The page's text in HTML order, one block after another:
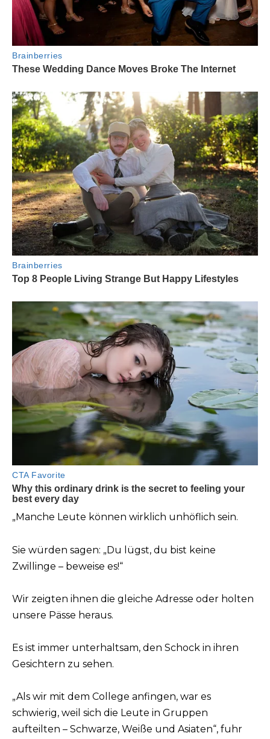
„Manche Leute können wirklich unhöflich sein.
Sie würden sagen: „Du lügst, du bist keine
Zwillinge – beweise es!“
Wir zeigten ihnen die gleiche Adresse oder holten
unsere Pässe heraus.
Es ist immer unterhaltsam, den Schock in ihren
Gesichtern zu sehen.
„Als wir mit dem College anfingen, war es
schwierig, weil sich die Leute in Gruppen
aufteilten – Schwarze, Weiße und Asiaten“, fuhr